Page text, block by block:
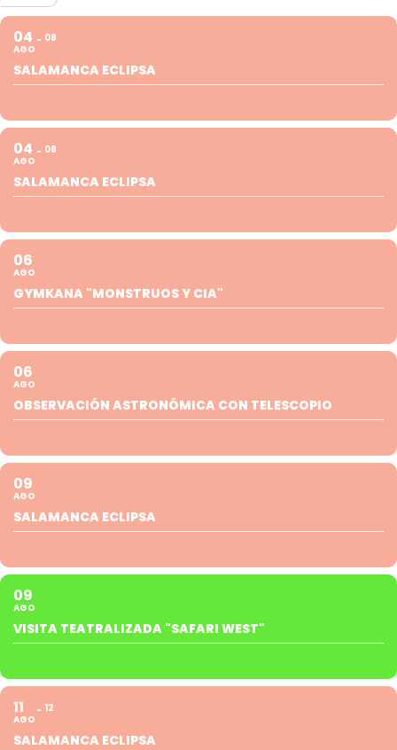
04
AGO
08
SALAMANCA ECLIPSA
04
AGO
08
SALAMANCA ECLIPSA
06
AGO
GYMKANA "MONSTRUOS Y CIA"
06
AGO
OBSERVACIÓN ASTRONÓMICA CON TELESCOPIO
09
AGO
SALAMANCA ECLIPSA
09
AGO
VISITA TEATRALIZADA "SAFARI WEST"
11
AGO
12
SALAMANCA ECLIPSA